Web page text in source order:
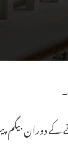
پیٹ اسٹیشن پر